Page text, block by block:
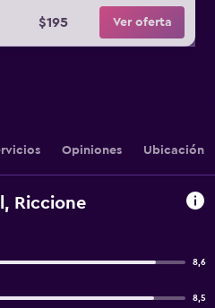
$195 Ver oferta
Opiniones Ubicación
Riccione
8,6
8,5